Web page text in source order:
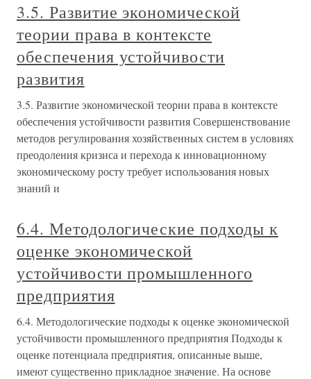
3.5. Развитие экономической
теории права в контексте
обеспечения устойчивости
развития
3.5. Развитие экономической теории права в контексте
обеспечения устойчивости развития Совершенствование
методов регулирования хозяйственных систем в условиях
преодоления кризиса и перехода к инновационному
экономическому росту требует использования новых
знаний и
6.4. Методологические подходы к
оценке экономической
устойчивости промышленного
предприятия
6.4. Методологические подходы к оценке экономической
устойчивости промышленного предприятия Подходы к
оценке потенциала предприятия, описанные выше,
имеют существенно прикладное значение. На основе